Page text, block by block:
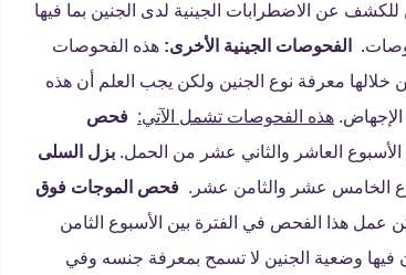
عن الاضطرابات الجينية لدى الجنين بما فيها
الفحوصات الجينية الأخرى: هذه الفحوصات
خلالها معرفة نوع الجنين ولكن يجب العلم أن هذه
هذه الفحوصات تشمل الآتي: فحص
العاشر والثاني عشر من الحمل. بزل السلى
الخامس عشر والثامن عشر. فحص الموجات فوق
عمل هذا الفحص في الفترة بين الأسبوع الثامن
فيها وضعية الجنين لا تسمح بمعرفة جنسه وفي